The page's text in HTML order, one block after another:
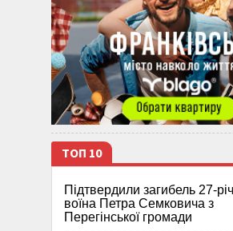
ТОП 10
Підтвердили загибель 27-
воїна Петра Семковича з
Перегінської громади